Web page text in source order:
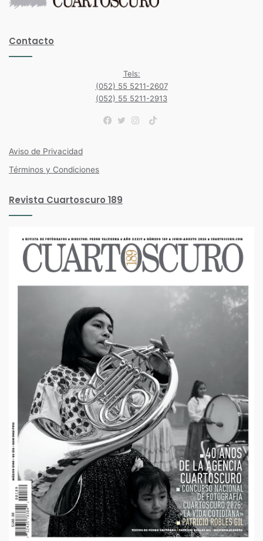
Contacto
Tels:
(052) 55 5211-2607
(052) 55 5211-2913
TikTok
Aviso de Privacidad
Términos y Condiciones
Revista Cuartoscuro 189